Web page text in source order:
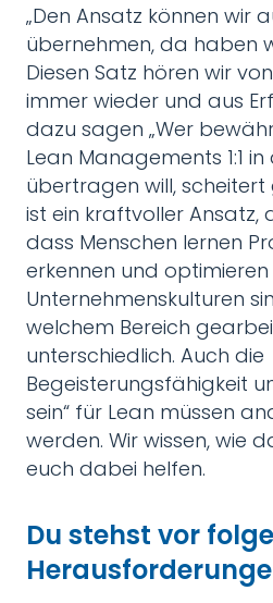
„Den Ansatz können wir
übernehmen, da haben
Diesen Satz hören wir
immer wieder und aus
dazu sagen „Wer
Lean Managements 1:1
übertragen will, scheitert
ist ein kraftvoller Ansatz,
dass Menschen lernen
erkennen und optimieren
Unternehmenskulturen
welchem Bereich
unterschiedlich. Auch die
Begeisterungsfähigkeit
sein“ für Lean müssen
werden. Wir wissen, wie
euch dabei helfen.
Du stehst vor